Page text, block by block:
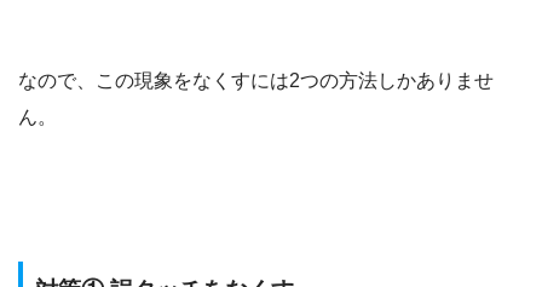
なので、この現象をなくすには2つの方法しかありませ
ん。